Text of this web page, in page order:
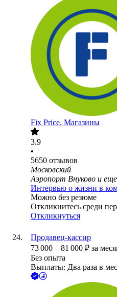
Fix Price. Магазины
3.9
•
5650 отзывов
Московский
Аэропорт Внуково и еще
Интервью о жизни в
Можно без резюме
Откликнитесь среди
Откликнуться
Продавец-кассир
73 000 – 81 000 ₽ за
Без опыта
Выплаты: Два раза в